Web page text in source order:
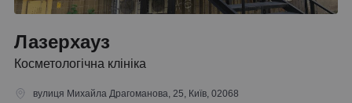
Лазерхауз
Косметологічна клініка
вулиця Михайла Драгоманова, 25, Київ, 02068